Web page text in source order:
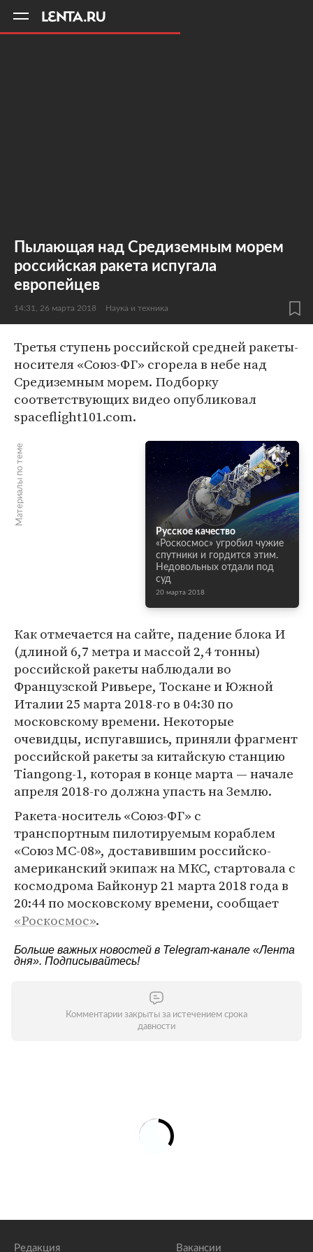
Пылающая над Средиземным морем
российская ракета испугала
европейцев
14:31, 26 марта 2018 Наука и техника
Третья ступень российской средней ракеты-
носителя «Союз-ФГ» сгорела в небе над
Средиземным морем. Подборку
соответствующих видео опубликовал
spaceflight101.com.
Материалы по теме
Русское качество
«Роскосмос» угробил чужие
спутники и гордится этим.
Недовольных отдали под
суд
20 марта 2018
Как отмечается на сайте, падение блока И
(длиной 6,7 метра и массой 2,4 тонны)
российской ракеты наблюдали во
Французской Ривьере, Тоскане и Южной
Италии 25 марта 2018-го в 04:30 по
московскому времени. Некоторые
очевидцы, испугавшись, приняли фрагмент
российской ракеты за китайскую станцию
Tiangong-1, которая в конце марта — начале
апреля 2018-го должна упасть на Землю.
Ракета-носитель «Союз-ФГ» с
транспортным пилотируемым кораблем
«Союз МС-08», доставившим российско-
американский экипаж на МКС, стартовала с
космодрома Байконур 21 марта 2018 года в
20:44 по московскому времени, сообщает
«Роскосмос».
Больше важных новостей в Telegram-канале «Лента
дня». Подписывайтесь!
Комментарии закрыты за истечением срока
давности
Редакция Вакансии